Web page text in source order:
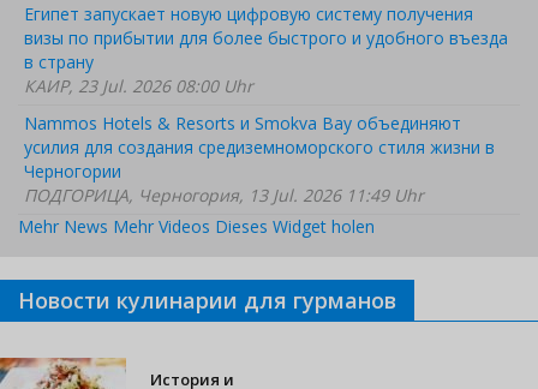
Египет запускает новую цифровую систему получения
визы по прибытии для более быстрого и удобного въезда
в страну
КАИР, 23 Jul. 2026 08:00 Uhr
Nammos Hotels & Resorts и Smokva Bay объединяют
усилия для создания средиземноморского стиля жизни в
Черногории
ПОДГОРИЦА, Черногория, 13 Jul. 2026 11:49 Uhr
Mehr News Mehr Videos Dieses Widget holen
Новости кулинарии для гурманов
История и